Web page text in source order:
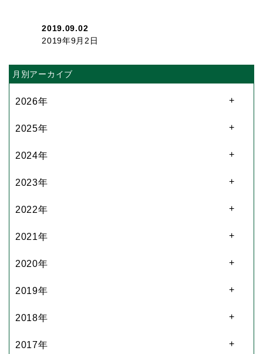
2019.09.02
2019年9月2日
月別アーカイブ
2026年
2025年
2024年
2023年
2022年
2021年
2020年
2019年
2018年
2017年